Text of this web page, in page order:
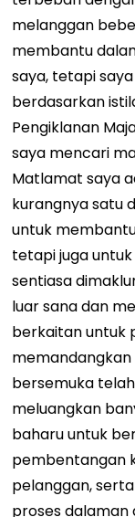
melanggan
membantu
saya, tetapi
berdasarkan
Pengiklanan
saya mencari
Matlamat saya
kurangnya satu
untuk
tetapi juga
sentiasa
luar sana dan
berkaitan untuk
bersemuka
meluangkan
baharu untuk
pembentangan
pelanggan,
proses dalaman